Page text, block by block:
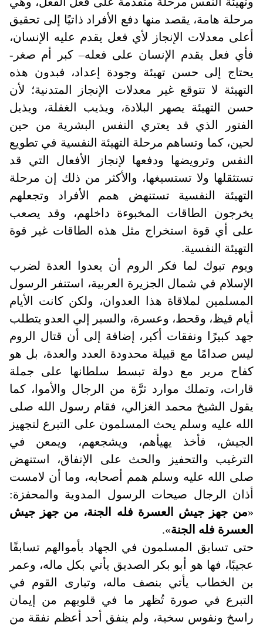
مرحلة هامة، يقصد منها دفع الأفراد ذاتيًا إلى تحقيق
أعلى معدلات الإنجاز لأي فعل يقدم عليه الإنسان،
فأي فعل يقدم الإنسان على فعله– كبر أم صغر-
يحتاج إلى حسن تهيئة وجودة إعداد، فبدون هذه
التهيئة لا تتوقع غير معدلات الإنجاز المتدنية؛ لأن
حسن التهيئة يصهر البلادة، ويذيب الغفلة، ويذيل
الفتور الذي قد يعتري النفس البشرية من حين
لحين، كما وتساهم مرحلة التهيئة النفسية في تطويع
النفس وترويضها ودفعها لإنجاز الأفعال التي قد
تستثقلها ولا تستسيغها، والأكثر من ذلك إن مرحلة
التهيئة النفسية تستنهض همم الأفراد وتجعلهم
يخرجون الطاقات المخبوءة داخلهم، وقد يصعب
على أي قوة استخراج مثل هذه الطاقات غير قوة
التهيئة النفسية.
ويوم تبوك لما فكر الروم أن يعدوا العدة لضرب
الإسلام في شمال الجزيرة العربية، استنفر الرسول
المسلمين لملاقاة هذا العدوان، ولكن كانت الأيام
أيام قيظ، وقحط، وعسرة، والسير إلي العدو يتطلب
جهد كبيرًا ونفقات أكبر، إضافة إلى أن قتال الروم
ليس صدامًا مع قبيلة محدودة العدد والعدة، بل هو
كفاح مرير مع دولة تبسط سلطانها على جملة
قارات، وتملك موارد ثرَّة من الرجال والأموا، كما
يقول الشيخ محمد الغزالي، فقام رسول الله صلى
الله عليه وسلم يحث المسلمون على التبرع لتجهيز
الجيش، فأخذ يهيأهم، ويشجعهم، ويمعن في
الترغيب والتحفيز والحث على الإنفاق، استنهض
صلى الله عليه وسلم همم أصحابه، وما أن لامست
أذان الرجال صيحات الرسول المدوية والمحفزة:
«من جهز جيش العسرة فله الجنة، من جهز جيش
العسرة فله الجنة».
حتى تسابق المسلمون في الجهاد بأموالهم تسابقًا
عجيبًا، فها هو أبو بكر الصديق يأتي بكل ماله، وعمر
بن الخطاب يأتي بنصف ماله، وتبارى القوم في
التبرع في صورة تُظهر ما في قلوبهم من إيمان
راسخ ونفوس سخية، ولم ينفق أحد أعظم نفقة من